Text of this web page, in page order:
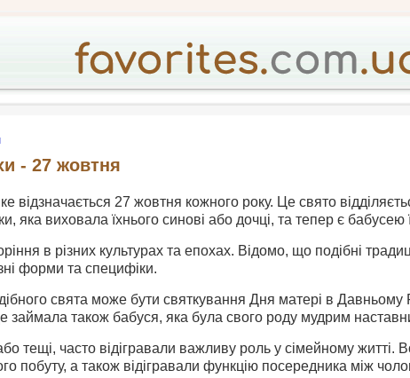
- 27 жовтня
відзначається 27 жовтня кожного року. Це свято
яка виховала їхнього синові або дочці, та тепер є бабусею
в різних культурах та епохах. Відомо, що подібні
форми та специфіки.
свята може бути святкування Дня матері в Давньому
займала також бабуся, яка була свого роду мудрим
тещі, часто відігравали важливу роль у сімейному
побуту, а також відігравали функцію посередника між